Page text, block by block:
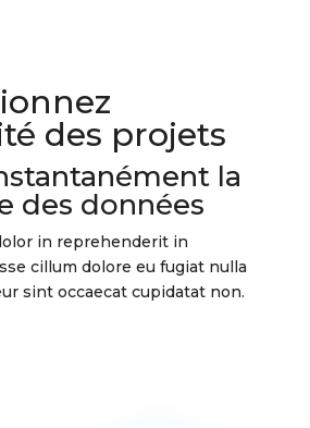
des projets
la
des données
in reprehenderit in
cillum dolore eu fugiat nulla
sint occaecat cupidatat non.